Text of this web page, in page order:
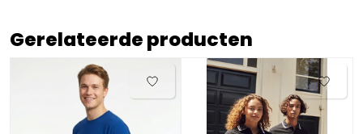
Gerelateerde producten